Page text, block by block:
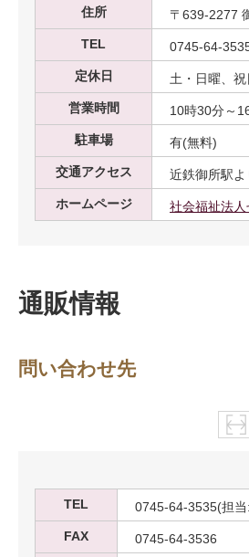
住所
〒639-2277
TEL
0745-64-
定休日
土・日曜、祝
営業時間
10時30分～
駐車場
有(無料)
交通アクセス
近鉄御所駅よ
ホームページ
社会福祉法
通販情報
問い合わせ先
TEL
0745-64-3535(担当
FAX
0745-64-3536